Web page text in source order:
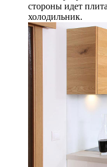
стороны идет
холодильник.